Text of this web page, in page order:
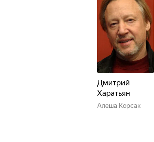
Дмитрий
Харатьян
Алеша Корсак